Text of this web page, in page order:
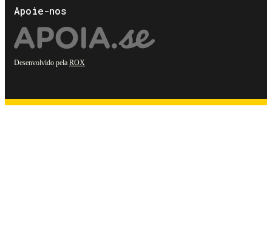
Apoie-nos
Desenvolvido pela ROX